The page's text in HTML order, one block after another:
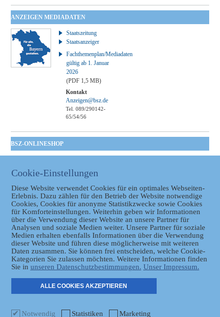
ANZEIGEN MEDIADATEN
Staatszeitung
Staatsanzeiger
Fachthemenplan/Mediadaten
gültig ab 1. Januar
2026
(PDF 1,5 MB)
Kontakt
Anzeigen@bsz.de
Tel. 089/290142-
65/54/56
BSZ-ONLINESHOP
Taschenbuch
GVBl | Einbanddecke
Datenschutz
Cookie-Einstellungen
Diese Website verwendet Cookies für ein optimales Webseiten-
Erlebnis. Dazu zählen für den Betrieb der Website notwendige
Cookies, Cookies für anonyme Statistikzwecke sowie Cookies
für Komforteinstellungen. Weiterhin geben wir Informationen
über die Verwendung dieser Website an unsere Partner für
Analysen und soziale Medien weiter. Unsere Partner für soziale
Medien erhalten ebenfalls Informationen über die Verwendung
dieser Website und führen diese möglicherweise mit weiteren
Daten zusammen. Sie können frei entscheiden, welche Cookie-
Kategorien Sie zulassen möchten. Weitere Informationen finden
Sie in unseren Datenschutzbestimmungen. Unser Impressum.
ALLE COOKIES AKZEPTIEREN
Notwendig Statistiken Marketing